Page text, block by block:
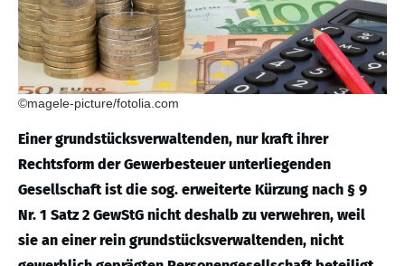
©magele-picture/fotolia.com
Einer grundstücksverwaltenden, nur kraft ihrer
Rechtsform der Gewerbesteuer unterliegenden
Gesellschaft ist die sog. erweiterte Kürzung nach § 9
Nr. 1 Satz 2 GewStG nicht deshalb zu verwehren, weil
sie an einer rein grundstücksverwaltenden, nicht